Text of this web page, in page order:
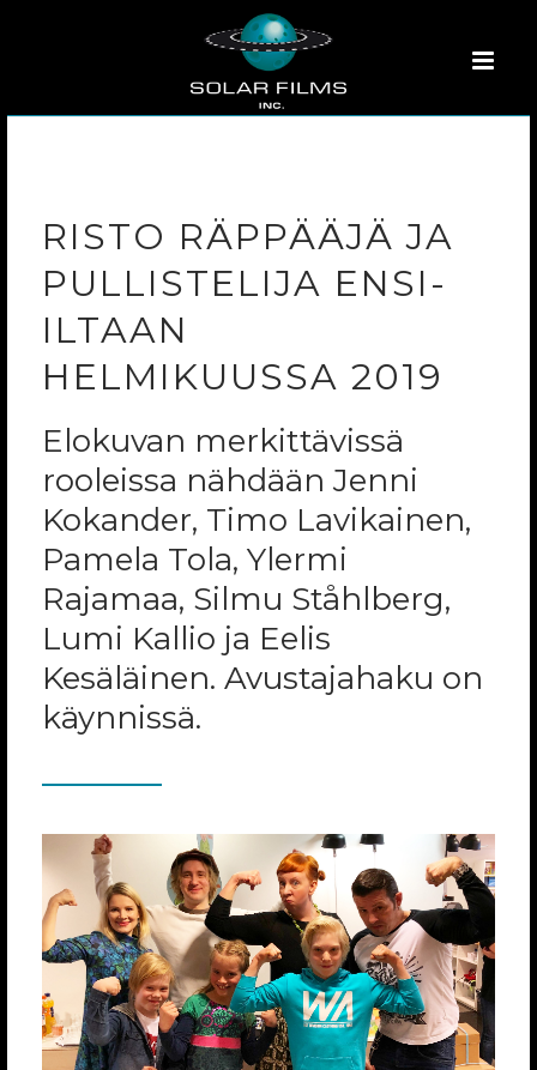
RISTO RÄPPÄÄJÄ JA
PULLISTELIJA ENSI-
ILTAAN
HELMIKUUSSA 2019
Elokuvan merkittävissä
rooleissa nähdään Jenni
Kokander, Timo Lavikainen,
Pamela Tola, Ylermi
Rajamaa, Silmu Ståhlberg,
Lumi Kallio ja Eelis
Kesäläinen. Avustajahaku on
käynnissä.